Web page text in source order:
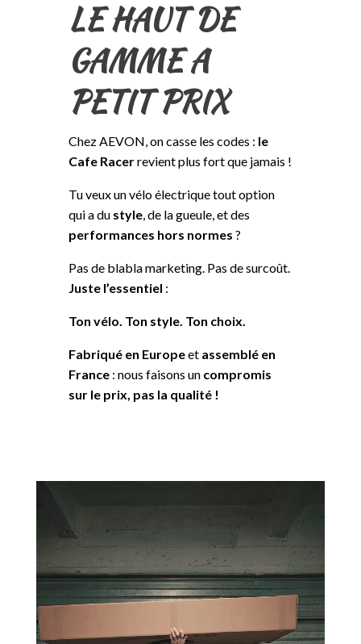
LE HAUT DE
GAMME A
PETIT PRIX
Chez AEVON, on casse les codes : le
Cafe Racerrevient plus fort que jamais !
Tu veux un vélo électrique tout option
qui a du style, de la gueule, et des
performances hors normes ?
Pas de blabla marketing. Pas de surcoût.
Juste l’essentiel :
Ton vélo. Ton style. Ton choix.
Fabriqué en Europeet assemblé en
France: nous faisons un compromis
sur le prix, pas la qualité !